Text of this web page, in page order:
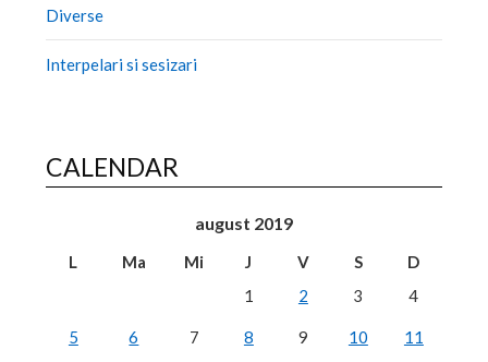
Diverse
Interpelari si sesizari
CALENDAR
august 2019
L Ma Mi J V S
D
1
2 3 4
5 6 7 8 9 10 11